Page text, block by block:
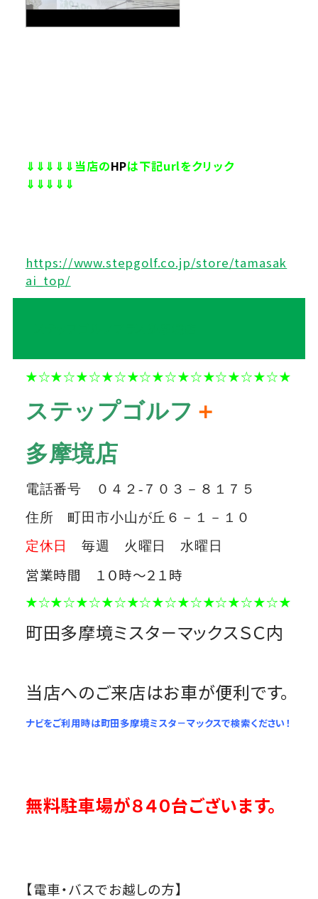
⇓⇓⇓⇓⇓当店のHPは下記urlをクリック
⇓⇓⇓⇓⇓
https://www.stepgolf.co.jp/store/tamasak
ai_top/
★☆★☆★☆★☆★☆★☆★☆★☆★☆★☆★
ステップゴルフ ＋
多摩境店
電話番号 ０４２-７０３－８１７５
住所 町田市小山が丘６－１－１０
定休日
毎週 火曜日 水曜日
営業時間 １０時～２１時
★☆★☆★☆★☆★☆★☆★☆★☆★☆★☆★
町田多摩境ミスタ－マックスＳＣ内
当店へのご来店はお車が便利です。
ナビをご利用時は町田多摩境ミスタ－マックスで検索ください！
無料駐車場が８４０台ございます。
【電車・バスでお越しの方】